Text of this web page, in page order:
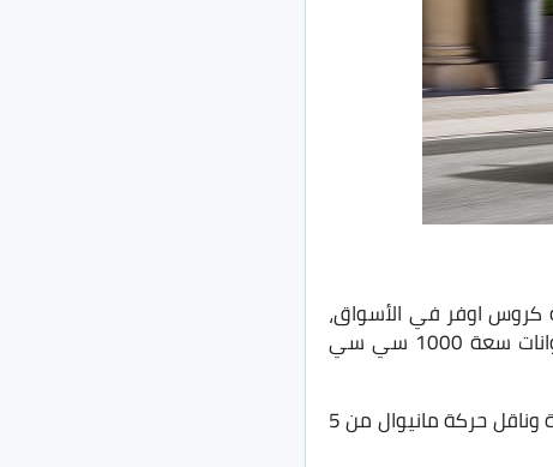
كروس اوفر في الأسواق،
تأتي السيارة في السوق المحلي بفئة واحدة بسعر 150 ألف جنيه بمحرك ثلاثي الأسطوانات سعة 1000 سي سي
وتستهلك السيارة حوالي 4.6 لتر لكل 100 كم مع تسارع من 0 الى 100 كم خلال 14.3 ثانية وناقل حركة مانيوال من 5